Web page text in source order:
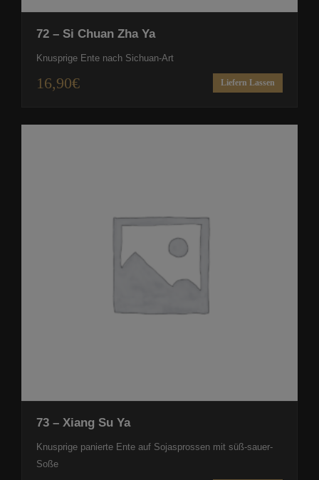
72 – Si Chuan Zha Ya
Knusprige Ente nach Sichuan-Art
16,90€ Liefern Lassen
73 – Xiang Su Ya
Knusprige panierte Ente auf Sojasprossen mit süß-sauer-
Soße